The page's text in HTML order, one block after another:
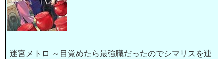
迷宮メトロ ～目覚めたら最強職だったのでシマリスを連